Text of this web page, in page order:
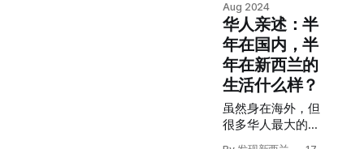
放心。” 2023年6
到了加拿大。 “其
实没有什么特别的
原因，我在新西兰
的时候也过得很开
心，只是想换种生
活方式，刚好符合
条件，就来
了。”当被问到为
何这样选择
间。然后她就开始
集中提高英文，几
周之后，15岁的她
落地奥克兰，成了
一名小留学
些失望，我想象中
的新西兰，是和纽
后，我明确了要出
国的想法。 在《别
了，温哥华》的影
响下，加拿大自然
成了第一选择。 还
记得出发的前一
天，我拿着纸笔计
算，要多少年能够
拿到加拿大国籍。
中找到意义和目
的。” 一个普通的
59岁男人，大半生
都投身于户外探险
中，甚至常年在中
国、巴基斯坦、印
度的山野骑行。 最
终，他的生命终结
网，被称为“最会
唱中文歌的老
外”。这个身高194
的帅气男生，是个
地地道道的Kiwi，
发现君对他进行了
专访，听他的故
事。 放弃日语去学
Aug 2024
华人亲述：半
年在国内，半
年在新西兰的
生活什么样？
虽然身在海外，但
很多华人最大的牵
挂依然在国内。 这